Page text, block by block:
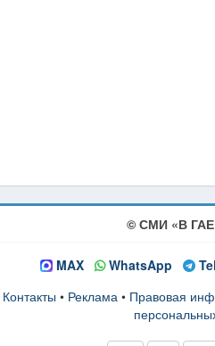
© СМИ «В ГАЕ
MAX WhatsApp
Контакты • Реклама• Правовая